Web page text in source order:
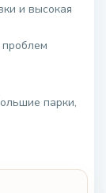
и высокая
парки,